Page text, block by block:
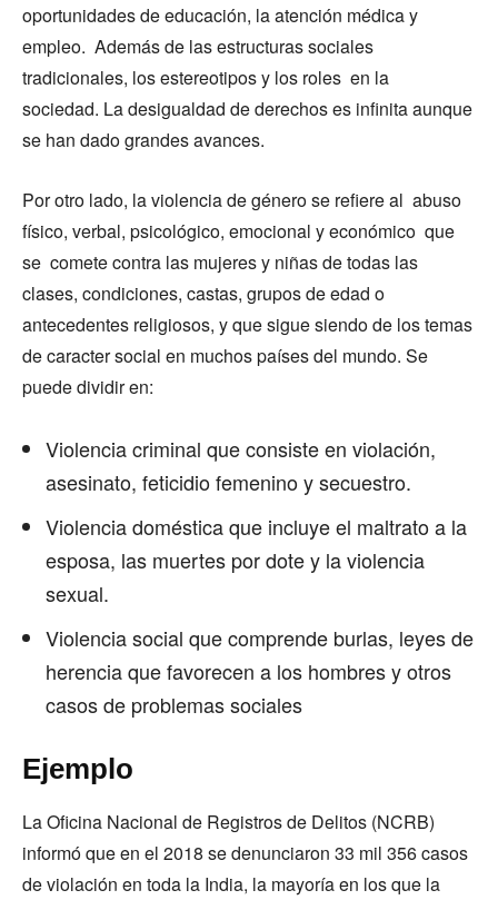
oportunidades de educación, la atención médica y
empleo. Además de las estructuras sociales
tradicionales, los estereotipos y los roles en la
sociedad. La desigualdad de derechos es infinita aunque
se han dado grandes avances.
Por otro lado, la violencia de género se refiere al abuso
físico, verbal, psicológico, emocional y económico que
se comete contra las mujeres y niñas de todas las
clases, condiciones, castas, grupos de edad o
antecedentes religiosos, y que sigue siendo de los temas
de caracter social en muchos países del mundo. Se
puede dividir en:
Violencia criminal que consiste en violación,
asesinato, feticidio femenino y secuestro.
Violencia doméstica que incluye el maltrato a la
esposa, las muertes por dote y la violencia
sexual.
Violencia social que comprende burlas, leyes de
herencia que favorecen a los hombres y otros
casos de problemas sociales
Ejemplo
La Oficina Nacional de Registros de Delitos (NCRB)
informó que en el 2018 se denunciaron 33 mil 356 casos
de violación en toda la India, la mayoría en los que la